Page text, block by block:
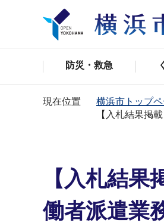
防災・救急
現在位置 横浜市トップ
【入札結果掲
【入札結
働者派遣業